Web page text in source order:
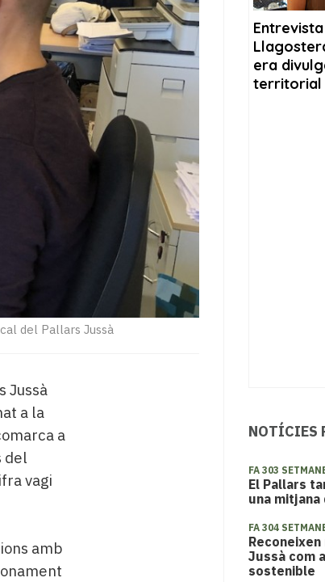
del Pallars Jussà
Jussà
a la
a
del
vagi
amb
NOTÍCIES
FA 303
El Pallars
una
FA 304
Jussà com
sostenible